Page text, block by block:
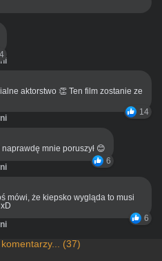
aktorstwo 👏 Ten film zostanie ze
14
mnie poruszył 😊
6
mówi, że kiepsko wygląda to musi
6
(37)